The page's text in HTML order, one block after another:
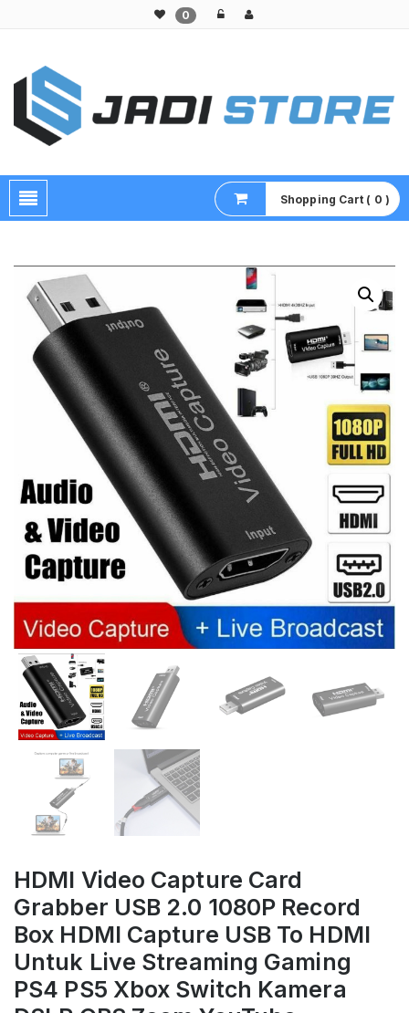
0
Shopping Cart ( 0 )
HDMI Video Capture Card
Grabber USB 2.0 1080P Record
Box HDMI Capture USB To HDMI
Untuk Live Streaming Gaming
PS4 PS5 Xbox Switch Kamera